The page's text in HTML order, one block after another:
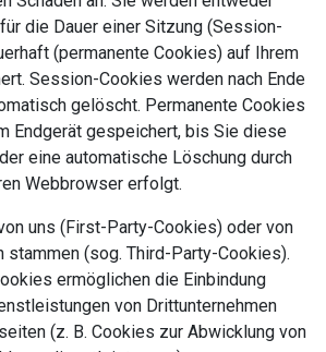
die Dauer einer Sitzung (Session-
(permanente Cookies) auf Ihrem
Session-Cookies werden nach Ende
gelöscht. Permanente Cookies
Endgerät gespeichert, bis Sie diese
eine automatische Löschung durch
Webbrowser erfolgt.
uns (First-Party-Cookies) oder von
stammen (sog. Third-Party-Cookies).
ermöglichen die Einbindung
von Drittunternehmen
(z. B. Cookies zur Abwicklung von